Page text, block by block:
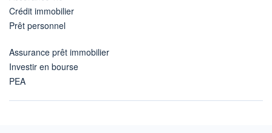
Crédit immobilier
Prêt personnel
Assurance prêt immobilier
Investir en bourse
PEA